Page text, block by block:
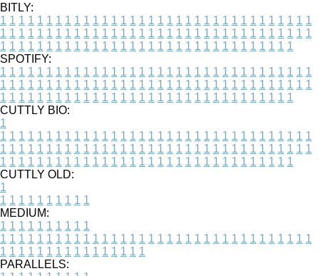
BITLY:
1 1 1 1 1 1 1 1 1 1 1 1 1 1 1 1 1 1 1 1 1 1 1 1 1 1 1 1 1 1 1 1 1 1
1 1 1 1 1 1 1 1 1 1 1 1 1 1 1 1 1 1 1 1 1 1 1 1 1 1 1 1 1 1 1 1 1 1
1 1 1 1 1 1 1 1 1 1 1 1 1 1 1 1 1 1 1 1 1 1 1 1 1 1 1 1 1 1 1 1
SPOTIFY:
1 1 1 1 1 1 1 1 1 1 1 1 1 1 1 1 1 1 1 1 1 1 1 1 1 1 1 1 1 1 1 1 1 1
1 1 1 1 1 1 1 1 1 1 1 1 1 1 1 1 1 1 1 1 1 1 1 1 1 1 1 1 1 1 1 1 1 1
1 1 1 1 1 1 1 1 1 1 1 1 1 1 1 1 1 1 1 1 1 1 1 1 1 1 1 1 1 1 1 1
CUTTLY BIO:
1
1 1 1 1 1 1 1 1 1 1 1 1 1 1 1 1 1 1 1 1 1 1 1 1 1 1 1 1 1 1 1 1 1 1
1 1 1 1 1 1 1 1 1 1 1 1 1 1 1 1 1 1 1 1 1 1 1 1 1 1 1 1 1 1 1 1 1 1
1 1 1 1 1 1 1 1 1 1 1 1 1 1 1 1 1 1 1 1 1 1 1 1 1 1 1 1 1 1 1 1
CUTTLY OLD:
1
1 1 1 1 1 1 1 1 1 1
MEDIUM:
1 1 1 1 1 1 1 1 1 1
1 1 1 1 1 1 1 1 1 1 1 1 1 1 1 1 1 1 1 1 1 1 1 1 1 1 1 1 1 1 1 1 1 1
1 1 1 1 1 1 1 1 1 1 1 1 1 1 1 1
PARALLELS: